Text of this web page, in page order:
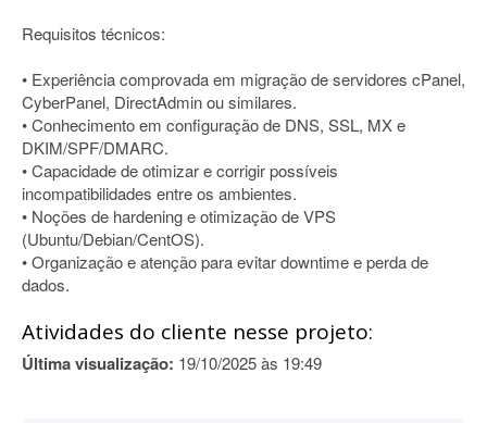
Requisitos técnicos:
• Experiência comprovada em migração de servidores cPanel,
CyberPanel, DirectAdmin ou similares.
• Conhecimento em configuração de DNS, SSL, MX e
DKIM/SPF/DMARC.
• Capacidade de otimizar e corrigir possíveis
incompatibilidades entre os ambientes.
• Noções de hardening e otimização de VPS
(Ubuntu/Debian/CentOS).
• Organização e atenção para evitar downtime e perda de
dados.
Atividades do cliente nesse projeto:
Última visualização: 19/10/2025 às 19:49